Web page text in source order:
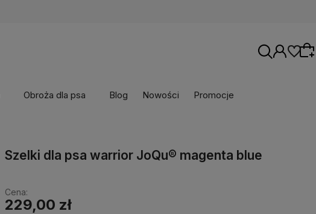
oferty lub zaloguj się, aby przywrócić dodane
Obroża dla psa Blog Nowości Promocje
Szelki dla psa warrior JoQu® magenta blue
Cena:
229,00 zł